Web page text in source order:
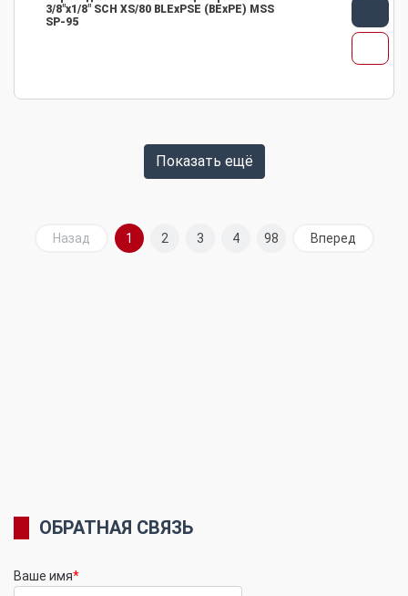
3/8"х1/8" SCH XS/80 BLEхPSE (BEхPE) MSS
SP-95
Показать ещё
Назад 1 2 3 4 98 Вперед
ОБРАТНАЯ СВЯЗЬ
Ваше имя*